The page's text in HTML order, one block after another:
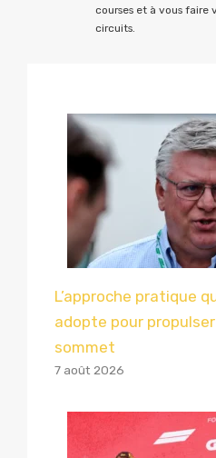
courses et à vous faire
circuits.
L’approche pratique
adopte pour propulser
sommet
7 août 2026